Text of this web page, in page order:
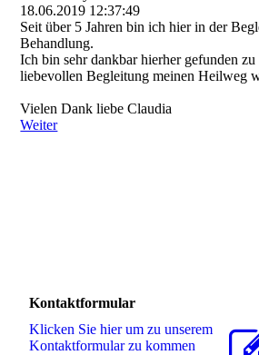
18.06.2019 12:37:49
Seit über 5 Jahren bin ich hier in der
Behandlung.
Ich bin sehr dankbar hierher gefunden
liebevollen Begleitung meinen Heilweg
Vielen Dank liebe Claudia
Weiter
Kontaktformular
Klicken Sie hier um zu unserem
Kon­takt­for­mu­lar zu kommen